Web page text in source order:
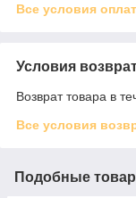
Все условия
Условия
Возврат товара в
Все условия
Подобные